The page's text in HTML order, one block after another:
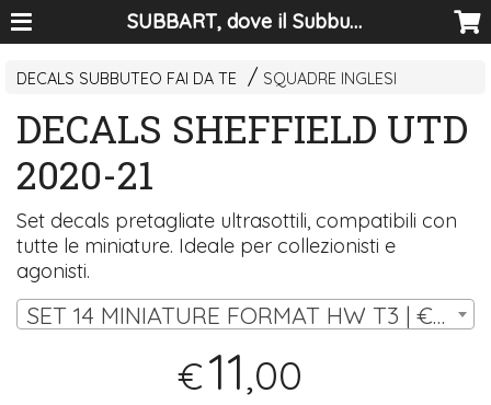
SUBBART, dove il Subbuteo diventa arte
DECALS SUBBUTEO FAI DA TE SQUADRE INGLESI
DECALS SHEFFIELD UTD
2020-21
Set decals pretagliate ultrasottili, compatibili con
tutte le miniature. Ideale per collezionisti e
agonisti.
SET 14 MINIATURE FORMAT HW T3 | € 11,00
€11,00